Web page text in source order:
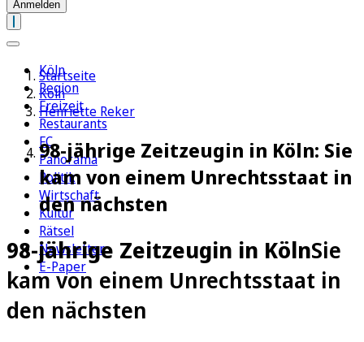
Anmelden
Köln
Region
Freizeit
Restaurants
FC
Panorama
Politik
Wirtschaft
Kultur
Rätsel
Newsletter
E-Paper
Startseite
Köln
Henriette Reker
98-jährige Zeitzeugin in Köln: Sie
kam von einem Unrechtsstaat in
den nächsten
98-jährige Zeitzeugin in KölnSie
kam von einem Unrechtsstaat in
den nächsten